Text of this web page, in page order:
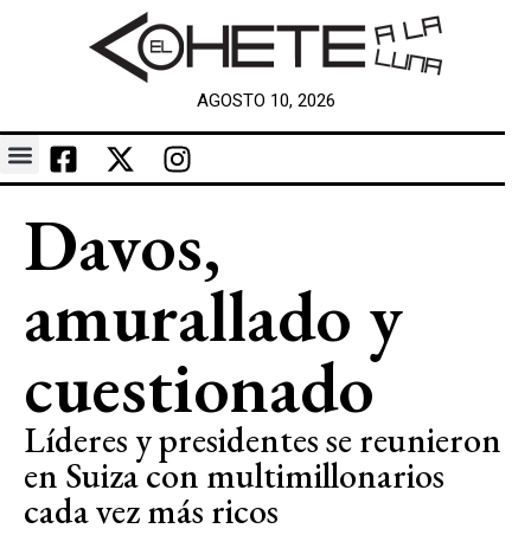
AGOSTO 10, 2026
Davos,
amurallado y
cuestionado
Líderes y presidentes se reunieron
en Suiza con multimillonarios
cada vez más ricos